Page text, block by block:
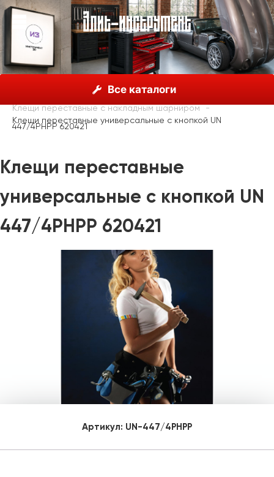
Все каталоги
Unior, Словения
Сантехнический инструмент
Клещи переставные с накладным шарниром
Клещи переставные универсальные с кнопкой UN
447/4PHPP 620421
Клещи переставные
универсальные с кнопкой UN
447/4PHPP 620421
Артикул: UN-447/4PHPP